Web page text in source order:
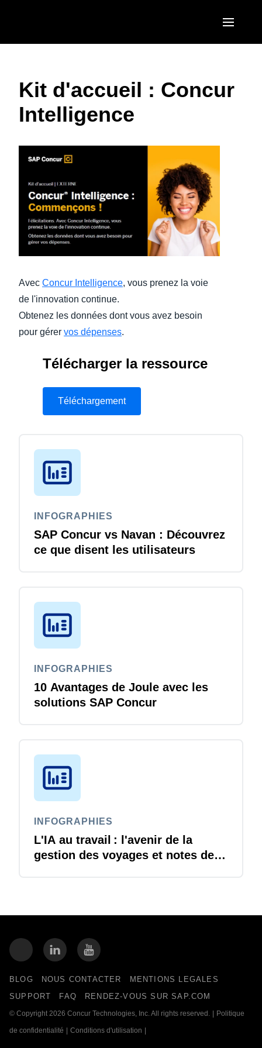
United States (English)
Brasil (Português)
EUROPE
United Kingdom (English)
Deutschland (Deutsch)
Italia (Italiano)
Nederlands (English)
Sweden (English)
Finland (English)
España (Español)
Norway (English)
ASIA PACIFIC
India (English)
日本（日本語)
Singapore (English)
Kit d'accueil : Concur
Intelligence
Avec Concur Intelligence, vous prenez la voie
de l'innovation continue.
Obtenez les données dont vous avez besoin
pour gérer vos dépenses.
Télécharger la ressource
Téléchargement
INFOGRAPHIES
SAP Concur vs Navan : Découvrez
ce que disent les utilisateurs
INFOGRAPHIES
10 Avantages de Joule avec les
solutions SAP Concur
INFOGRAPHIES
L'IA au travail : l'avenir de la
gestion des voyages et notes de
BLOG NOUS CONTACTER
MENTIONS LEGALES
SUPPORT
FAQ RENDEZ-VOUS SUR SAP.COM
© Copyright 2026 Concur Technologies, Inc. All rights reserved. Politique
de confidentialité Conditions d'utilisation